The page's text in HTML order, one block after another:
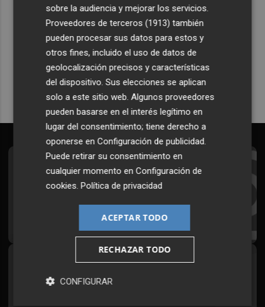
Recibe toda la actualidad de
Plaza Podcast en tu correo
Quiero suscribirme
Suscríbete al Boletín
Todos los días a primera hora en tu email
¡Quiero suscribirme!
Síguenos en redes
Plaza Podcast, desde cualquier medio
sobre la audiencia y mejorar los servicios.
Proveedores de terceros (1913) también
pueden procesar sus datos para estos y
otros fines, incluido el uso de datos de
geolocalización precisos y características
del dispositivo. Sus elecciones se aplican
solo a este sitio web. Algunos proveedores
pueden basarse en el interés legítimo en
lugar del consentimiento; tiene derecho a
oponerse enConfiguración de publicidad.
Puede retirar su consentimiento en
cualquier momento enConfiguración de
cookies.Política de privacidad
ACEPTAR TODO
RECHAZAR TODO
CONFIGURAR